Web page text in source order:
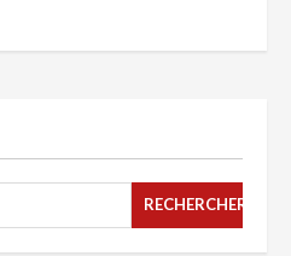
RECHERCHER